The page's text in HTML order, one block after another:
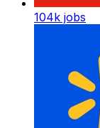
104k jobs